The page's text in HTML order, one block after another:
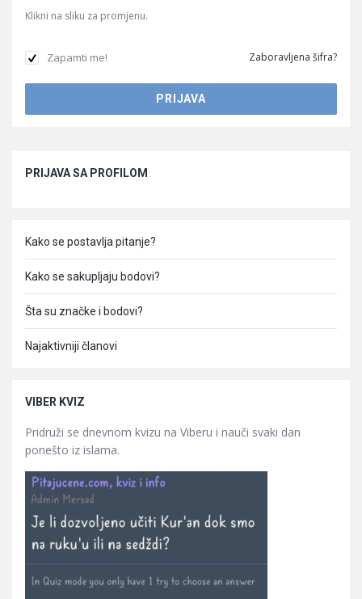
Klikni na sliku za promjenu.
Zapamti me! Zaboravljena šifra?
PRIJAVA SA PROFILOM
Kako se postavlja pitanje?
Kako se sakupljaju bodovi?
Šta su značke i bodovi?
Najaktivniji članovi
VIBER KVIZ
Pridruži se dnevnom kvizu na Viberu i nauči svaki dan
ponešto iz islama.